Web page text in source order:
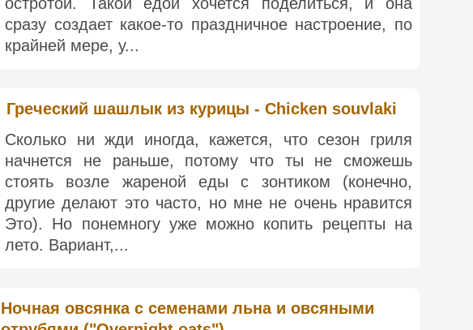
сразу создает какое-то праздничное настроение, по
крайней мере, у...
Греческий шашлык из курицы - Chicken souvlaki
Сколько ни жди иногда, кажется, что сезон гриля
начнется не раньше, потому что ты не сможешь
стоять возле жареной еды с зонтиком (конечно,
другие делают это часто, но мне не очень нравится
Это). Но понемногу уже можно копить рецепты на
лето. Вариант,...
Ночная овсянка с семенами льна и овсяными